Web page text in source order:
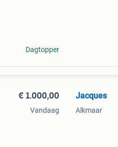
Dagtopper
€ 1.000,00
Vandaag
Jacques
Alkmaar